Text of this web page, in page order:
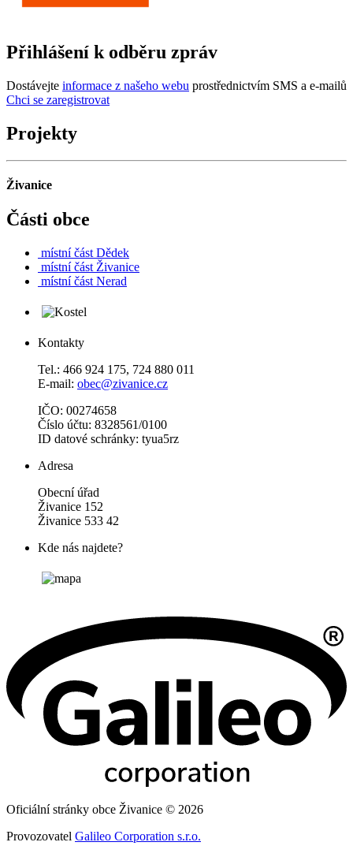
Přihlášení k odběru zpráv
Dostávejte informace z našeho webu prostřednictvím SMS a e-mailů
Chci se zaregistrovat
Projekty
Živanice
Části obce
místní část Dědek
místní část Živanice
místní část Nerad
Kontakty
Tel.: 466 924 175, 724 880 011
E-mail: obec@zivanice.cz
IČO: 00274658
Číslo účtu: 8328561/0100
ID datové schránky: tyua5rz
Adresa
Obecní úřad
Živanice 152
Živanice 533 42
Kde nás najdete?
Oficiální stránky obce Živanice © 2026
Provozovatel Galileo Corporation s.r.o.